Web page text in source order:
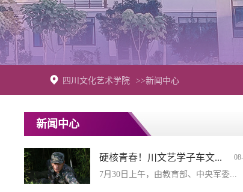
四川文化艺术学院 >>新闻中心
新闻中心
硬核青春！川文艺学子车文...
7月30日上午，由教育部、中央军委...